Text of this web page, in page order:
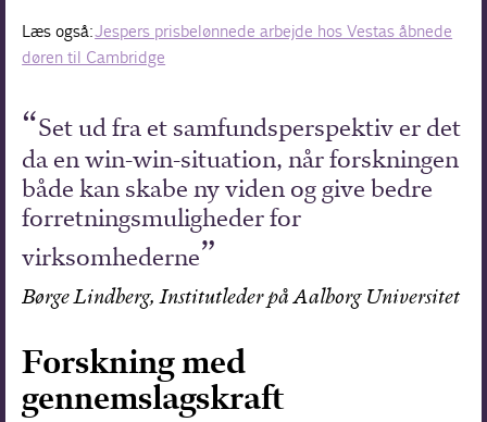
Læs også:Jespers prisbelønnede arbejde hos Vestas åbnede
døren til Cambridge
Set ud fra et samfundsperspektiv er det
da en win-win-situation, når forskningen
både kan skabe ny viden og give bedre
forretningsmuligheder for
virksomhederne
Børge Lindberg, Institutleder på Aalborg Universitet
Forskning med
gennemslagskraft